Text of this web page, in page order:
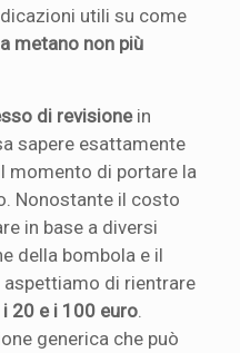
utili su come
metano non più
di revisionein
sapere esattamente
momento di portare la
Nonostante il costo
in base a diversi
della bombola e il
di rientrare
20 e i 100 euro
generica che può